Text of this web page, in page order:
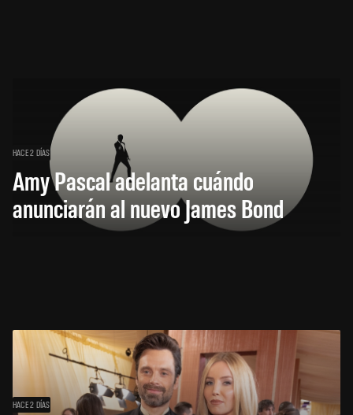
HACE 2 DÍAS
Amy Pascal adelanta cuándo
anunciarán al nuevo James Bond
HACE 2 DÍAS